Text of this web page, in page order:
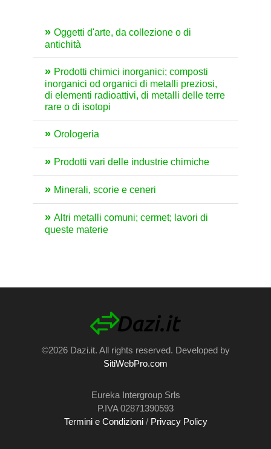
Oggetti d'arte, da collezione o di
antichità
Prodotti chimici inorganici; composti
inorganici od organici di metalli preziosi,
di elementi radioattivi, di metalli delle terre
rare o di isotopi
Orologeria
Prodotti vari delle industrie chimiche
Minerali, scorie e ceneri
Altri metalli comuni; cermet; lavori di
queste materie
©2026 Dazi.it. All rights reserved. Developed by
SitiWebPro.com
Eureka Intergroup Srls
P.IVA 02871390593
Termini e Condizioni/ Privacy Policy